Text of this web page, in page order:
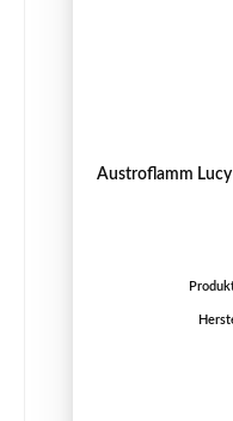
Austroflamm